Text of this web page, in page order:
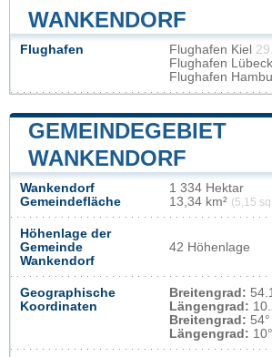
WANKENDORF
Flughafen Flughafen Kiel
Flughafen Lübeck
Flughafen
GEMEINDEGEBIET
WANKENDORF
Wankendorf
Gemeindefläche
1 334 Hektar
13,34 km² (5,15
Höhenlage der
Gemeinde
Wankendorf
42 Höhenlage
Geographische
Koordinaten
Breitengrad:
Längengrad:
Breitengrad:
Längengrad: